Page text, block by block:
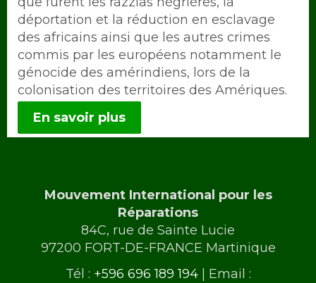
déportation et la réduction en esclavage
des africains ainsi que les autres crimes
commis par les européens notamment le
génocide des amérindiens, lors de la
colonisation des territoires des Amériques.
En savoir plus
Mouvement International pour les
Réparations
84C, rue de Sainte Lucie
97200 FORT-DE-FRANCE Martinique
Tél : +596 696 189 194| Email :